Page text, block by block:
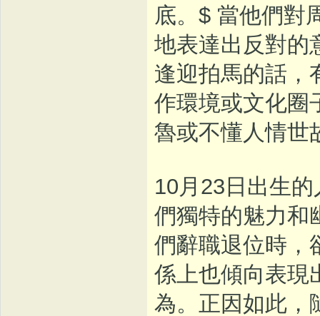
底。$ 當他們對
地表達出反對的
逢迎拍馬的話，
作環境或文化圈
魯或不懂人情世
10月23日出生
們獨特的魅力和
們辭職退位時，
係上也傾向表現
為。正因如此，